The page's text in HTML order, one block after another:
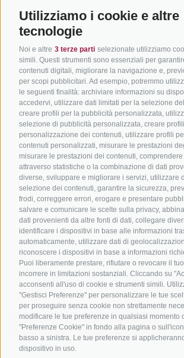
Utilizziamo i cookie e altre
tecnologie
Noi e altre 3 terze parti selezionate utilizziamo
simili. Questi strumenti sono essenziali per
contenuti digitali, migliorare la navigazione e,
per scopi pubblicitari. Ad esempio, potremmo
le seguenti finalità: archiviare informazioni su
accedervi, utilizzare dati limitati per la selezione
creare profili per la pubblicità personalizzata,
selezione di pubblicità personalizzata, creare
personalizzazione dei contenuti, utilizzare profili
contenuti personalizzati, misurare le prestazioni
misurare le prestazioni dei contenuti,
attraverso statistiche o la combinazione di dati
diverse, sviluppare e migliorare i servizi, utilizzare
selezione dei contenuti, garantire la sicurezza,
frodi, correggere errori, erogare e presentare
salvare e comunicare le scelte sulla privacy,
dati provenienti da altre fonti di dati, collegare
identificare i dispositivi in base alle informazioni
automaticamente, utilizzare dati di
riconoscere i dispositivi in base a informazioni
Puoi liberamente prestare, rifiutare o revocare il
incorrere in limitazioni sostanziali. Cliccando su
acconsenti all'uso di cookie e strumenti simili.
"Gestisci Preferenze" per personalizzare le tue
per proseguire senza cookie non strettamente
modificare le tue preferenze in qualsiasi momento
"Preferenze Cookie" in fondo alla pagina o
basso a sinistra. Le tue preferenze si
dispositivo in uso.
SÜDTIROL
Hotel & pacchetti
Pacchetti vacanze
Buoni vacanza
Hot Deals
Bike & Work
ADIGE
Adige
In bici da corsa
Adige
Ciclabili in Alto
Scuole bike
Tutti i tour
info@bikehotels.it
ISCRIVITI ALLA NOSTRA
ISCRIVITI ADESSO